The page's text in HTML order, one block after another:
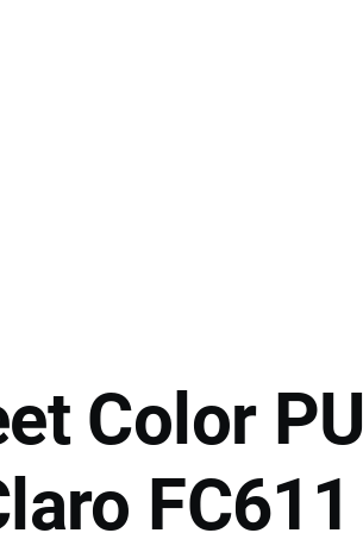
Color PU
FC611